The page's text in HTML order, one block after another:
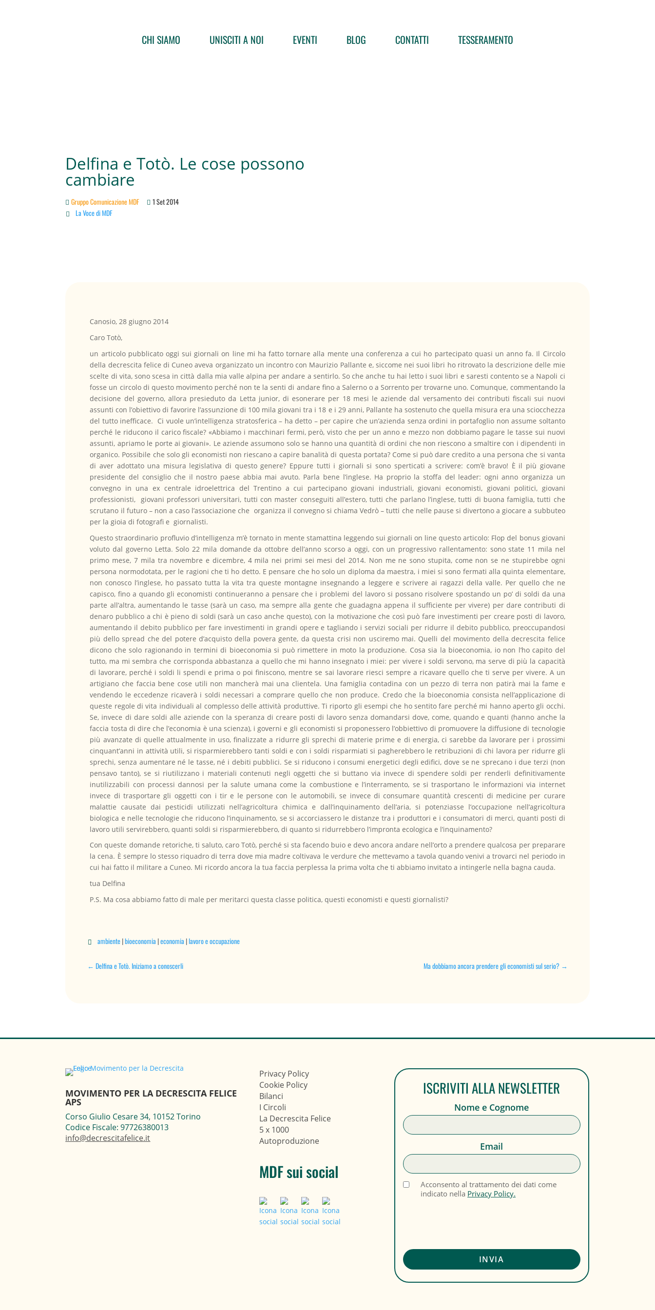
CHI SIAMO UNISCITI A NOI EVENTI BLOG CONTATTI TESSERAMENTO
Delfina e Totò. Le cose possono
cambiare
Gruppo Comunicazione MDF 1 Set 2014
 La Voce di MDF
Canosio, 28 giugno 2014
Caro Totò,
un articolo pubblicato oggi sui giornali on line mi ha fatto tornare alla mente una conferenza a cui ho partecipato quasi un anno fa. Il Circolo
della decrescita felice di Cuneo aveva organizzato un incontro con Maurizio Pallante e, siccome nei suoi libri ho ritrovato la descrizione delle mie
scelte di vita, sono scesa in città dalla mia valle alpina per andare a sentirlo. So che anche tu hai letto i suoi libri e saresti contento se a Napoli ci
fosse un circolo di questo movimento perché non te la senti di andare fino a Salerno o a Sorrento per trovarne uno. Comunque, commentando la
decisione del governo, allora presieduto da Letta junior, di esonerare per 18 mesi le aziende dal versamento dei contributi fiscali sui nuovi
assunti con l’obiettivo di favorire l’assunzione di 100 mila giovani tra i 18 e i 29 anni, Pallante ha sostenuto che quella misura era una sciocchezza
del tutto inefficace. Ci vuole un’intelligenza stratosferica – ha detto – per capire che un’azienda senza ordini in portafoglio non assume soltanto
perché le riducono il carico fiscale? «Abbiamo i macchinari fermi, però, visto che per un anno e mezzo non dobbiamo pagare le tasse sui nuovi
assunti, apriamo le porte ai giovani». Le aziende assumono solo se hanno una quantità di ordini che non riescono a smaltire con i dipendenti in
organico. Possibile che solo gli economisti non riescano a capire banalità di questa portata? Come si può dare credito a una persona che si vanta
di aver adottato una misura legislativa di questo genere? Eppure tutti i giornali si sono sperticati a scrivere: com’è bravo! È il più giovane
presidente del consiglio che il nostro paese abbia mai avuto. Parla bene l’inglese. Ha proprio la stoffa del leader: ogni anno organizza un
convegno in una ex centrale idroelettrica del Trentino a cui partecipano giovani industriali, giovani economisti, giovani politici, giovani
professionisti, giovani professori universitari, tutti con master conseguiti all’estero, tutti che parlano l’inglese, tutti di buona famiglia, tutti che
scrutano il futuro – non a caso l’associazione che organizza il convegno si chiama Vedrò – tutti che nelle pause si divertono a giocare a subbuteo
per la gioia di fotografi e giornalisti.
Questo straordinario profluvio d’intelligenza m’è tornato in mente stamattina leggendo sui giornali on line questo articolo: Flop del bonus giovani
voluto dal governo Letta. Solo 22 mila domande da ottobre dell’anno scorso a oggi, con un progressivo rallentamento: sono state 11 mila nel
primo mese, 7 mila tra novembre e dicembre, 4 mila nei primi sei mesi del 2014. Non me ne sono stupita, come non se ne stupirebbe ogni
persona normodotata, per le ragioni che ti ho detto. E pensare che ho solo un diploma da maestra, i miei si sono fermati alla quinta elementare,
non conosco l’inglese, ho passato tutta la vita tra queste montagne insegnando a leggere e scrivere ai ragazzi della valle. Per quello che ne
capisco, fino a quando gli economisti continueranno a pensare che i problemi del lavoro si possano risolvere spostando un po’ di soldi da una
parte all’altra, aumentando le tasse (sarà un caso, ma sempre alla gente che guadagna appena il sufficiente per vivere) per dare contributi di
denaro pubblico a chi è pieno di soldi (sarà un caso anche questo), con la motivazione che così può fare investimenti per creare posti di lavoro,
aumentando il debito pubblico per fare investimenti in grandi opere e tagliando i servizi sociali per ridurre il debito pubblico, preoccupandosi
più dello spread che del potere d’acquisto della povera gente, da questa crisi non usciremo mai. Quelli del movimento della decrescita felice
dicono che solo ragionando in termini di bioeconomia si può rimettere in moto la produzione. Cosa sia la bioeconomia, io non l’ho capito del
tutto, ma mi sembra che corrisponda abbastanza a quello che mi hanno insegnato i miei: per vivere i soldi servono, ma serve di più la capacità
di lavorare, perché i soldi li spendi e prima o poi finiscono, mentre se sai lavorare riesci sempre a ricavare quello che ti serve per vivere. A un
artigiano che faccia bene cose utili non mancherà mai una clientela. Una famiglia contadina con un pezzo di terra non patirà mai la fame e
vendendo le eccedenze ricaverà i soldi necessari a comprare quello che non produce. Credo che la bioeconomia consista nell’applicazione di
queste regole di vita individuali al complesso delle attività produttive. Ti riporto gli esempi che ho sentito fare perché mi hanno aperto gli occhi.
Se, invece di dare soldi alle aziende con la speranza di creare posti di lavoro senza domandarsi dove, come, quando e quanti (hanno anche la
faccia tosta di dire che l’economia è una scienza), i governi e gli economisti si proponessero l’obbiettivo di promuovere la diffusione di tecnologie
più avanzate di quelle attualmente in uso, finalizzate a ridurre gli sprechi di materie prime e di energia, ci sarebbe da lavorare per i prossimi
cinquant’anni in attività utili, si risparmierebbero tanti soldi e con i soldi risparmiati si pagherebbero le retribuzioni di chi lavora per ridurre gli
sprechi, senza aumentare né le tasse, né i debiti pubblici. Se si riducono i consumi energetici degli edifici, dove se ne sprecano i due terzi (non
pensavo tanto), se si riutilizzano i materiali contenuti negli oggetti che si buttano via invece di spendere soldi per renderli definitivamente
inutilizzabili con processi dannosi per la salute umana come la combustione e l’interramento, se si trasportano le informazioni via internet
invece di trasportare gli oggetti con i tir e le persone con le automobili, se invece di consumare quantità crescenti di medicine per curare
malattie causate dai pesticidi utilizzati nell’agricoltura chimica e dall’inquinamento dell’aria, si potenziasse l’occupazione nell’agricoltura
biologica e nelle tecnologie che riducono l’inquinamento, se si accorciassero le distanze tra i produttori e i consumatori di merci, quanti posti di
lavoro utili servirebbero, quanti soldi si risparmierebbero, di quanto si ridurrebbero l’impronta ecologica e l’inquinamento?
Con queste domande retoriche, ti saluto, caro Totò, perché si sta facendo buio e devo ancora andare nell’orto a prendere qualcosa per preparare
la cena. È sempre lo stesso riquadro di terra dove mia madre coltivava le verdure che mettevamo a tavola quando venivi a trovarci nel periodo in
cui hai fatto il militare a Cuneo. Mi ricordo ancora la tua faccia perplessa la prima volta che ti abbiamo invitato a intingerle nella bagna cauda.
tua Delfina
P.S. Ma cosa abbiamo fatto di male per meritarci questa classe politica, questi economisti e questi giornalisti?
 ambiente|bioeconomia|economia|lavoro e occupazione
←Delfina e Totò. Iniziamo a conoscerli Ma dobbiamo ancora prendere gli economisti sul serio?→
MOVIMENTO PER LA DECRESCITA FELICE
APS
Corso Giulio Cesare 34, 10152 Torino
Codice Fiscale: 97726380013
info@decrescitafelice.it
Privacy Policy
Cookie Policy
Bilanci
I Circoli
La Decrescita Felice
5 x 1000
Autoproduzione
MDF sui social
ISCRIVITI ALLA NEWSLETTER
Nome e Cognome
Email
Acconsento al trattamento dei dati come
indicato nella Privacy Policy.